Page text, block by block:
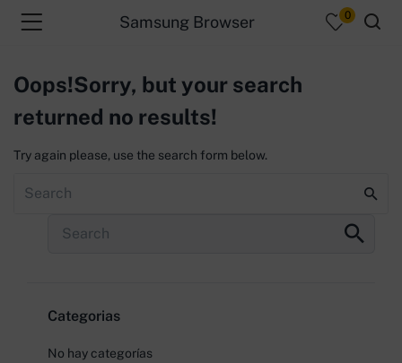
Samsung Browser 0
Oops!Sorry, but your search
returned no results!
Try again please, use the search form below.
Buscar
Categorias
No hay categorías